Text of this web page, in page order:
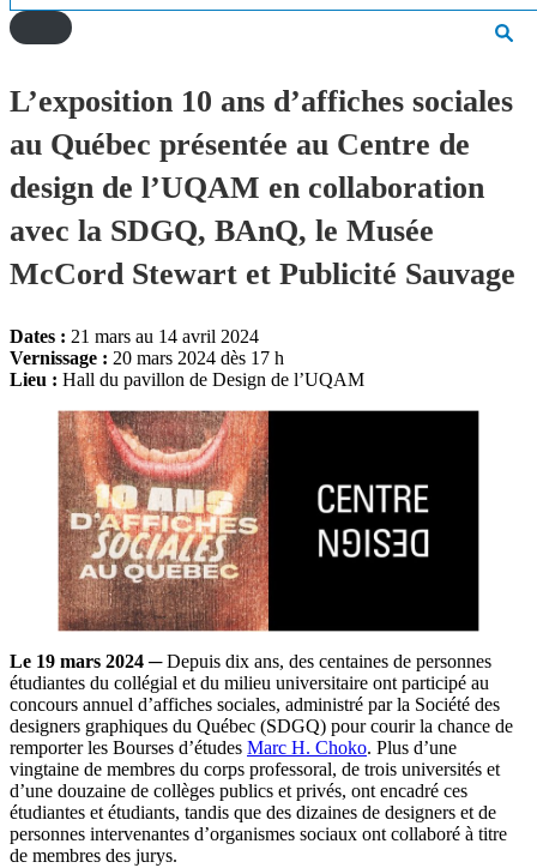
L’exposition 10 ans d’affiches sociales
au Québec présentée au Centre de
design de l’UQAM en collaboration
avec la SDGQ, BAnQ, le Musée
McCord Stewart et Publicité Sauvage
Dates : 21 mars au 14 avril 2024
Vernissage : 20 mars 2024 dès 17 h
Lieu : Hall du pavillon de Design de l’UQAM
Le 19 mars 2024 ─ Depuis dix ans, des centaines de personnes
étudiantes du collégial et du milieu universitaire ont participé au
concours annuel d’affiches sociales, administré par la Société des
designers graphiques du Québec (SDGQ) pour courir la chance de
remporter les Bourses d’études Marc H. Choko. Plus d’une
vingtaine de membres du corps professoral, de trois universités et
d’une douzaine de collèges publics et privés, ont encadré ces
étudiantes et étudiants, tandis que des dizaines de designers et de
personnes intervenantes d’organismes sociaux ont collaboré à titre
de membres des jurys.